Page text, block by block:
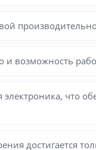
и возможность
что
достигается